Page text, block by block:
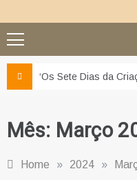
e da misericórdia’
‘Os Sete Dias da
Mês: Março
Home » 2024 »